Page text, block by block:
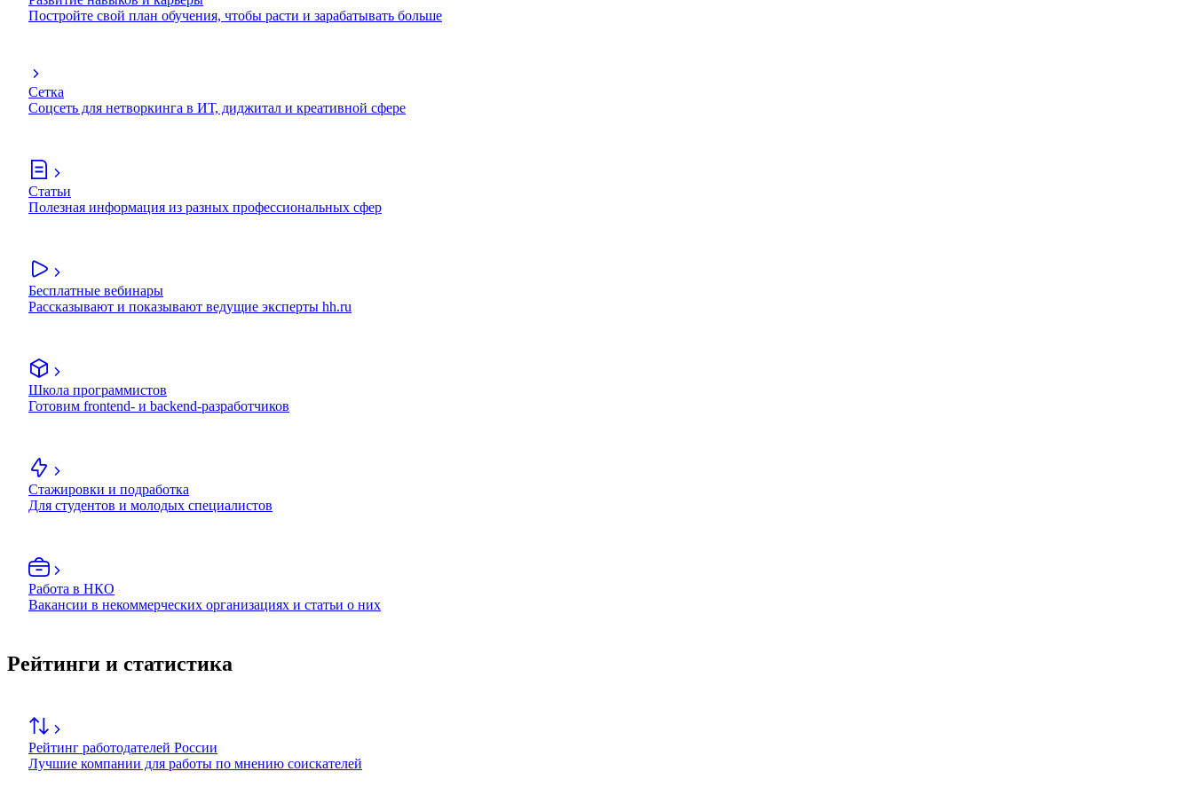
Постройте свой план обучения, чтобы расти и зарабатывать больше
Сетка
Соцсеть для нетворкинга в ИТ, диджитал и креативной сфере
Статьи
Полезная информация из разных профессиональных сфер
Бесплатные вебинары
Рассказывают и показывают ведущие эксперты hh.ru
Школа программистов
Готовим frontend- и backend-разработчиков
Стажировки и подработка
Для студентов и молодых специалистов
Работа в НКО
Вакансии в некоммерческих организациях и статьи о них
Рейтинги и статистика
Рейтинг работодателей России
Лучшие компании для работы по мнению соискателей